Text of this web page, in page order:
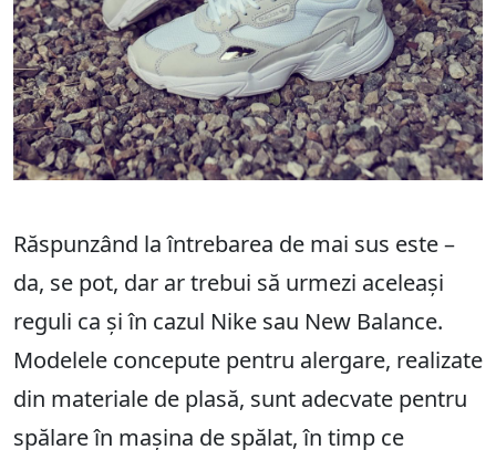
Răspunzând la întrebarea de mai sus este –
da, se pot, dar ar trebui să urmezi aceleași
reguli ca și în cazul Nike sau New Balance.
Modelele concepute pentru alergare, realizate
din materiale de plasă, sunt adecvate pentru
spălare în mașina de spălat, în timp ce